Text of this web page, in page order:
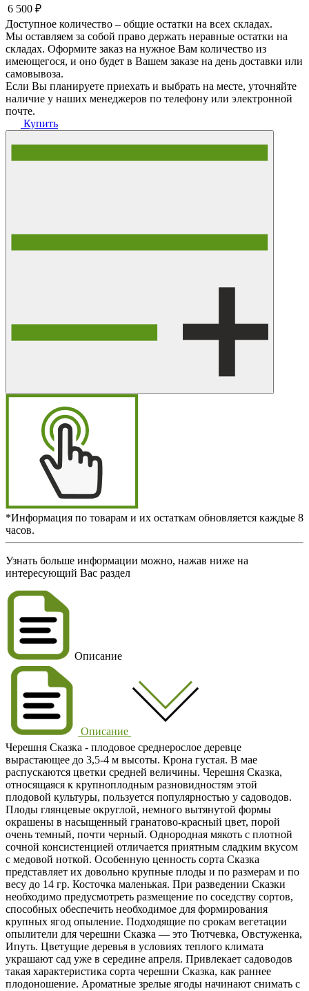
6 500 ₽
Доступное количество – общие остатки на всех складах.
Мы оставляем за собой право держать неравные остатки на
складах. Оформите заказ на нужное Вам количество из
имеющегося, и оно будет в Вашем заказе на день доставки или
самовывоза.
Если Вы планируете приехать и выбрать на месте, уточняйте
наличие у наших менеджеров по телефону или электронной
почте.
Купить
*Информация по товарам и их остаткам обновляется каждые 8
часов.
Узнать больше информации можно, нажав ниже на
интересующий Вас раздел
Описание
Описание
Черешня Сказка - плодовое среднерослое деревце
вырастающее до 3,5-4 м высоты. Крона густая. В мае
распускаются цветки средней величины. Черешня Сказка,
относящаяся к крупноплодным разновидностям этой
плодовой культуры, пользуется популярностью у садоводов.
Плоды глянцевые округлой, немного вытянутой формы
окрашены в насыщенный гранатово-красный цвет, порой
очень темный, почти черный. Однородная мякоть с плотной
сочной консистенцией отличается приятным сладким вкусом
с медовой ноткой. Особенную ценность сорта Сказка
представляет их довольно крупные плоды и по размерам и по
весу до 14 гр. Косточка маленькая. При разведении Сказки
необходимо предусмотреть размещение по соседству сортов,
способных обеспечить необходимое для формирования
крупных ягод опыление. Подходящие по срокам вегетации
опылители для черешни Сказка — это Тютчевка, Овстуженка,
Ипуть. Цветущие деревья в условиях теплого климата
украшают сад уже в середине апреля. Привлекает садоводов
такая характеристика сорта черешни Сказка, как раннее
плодоношение. Ароматные зрелые ягоды начинают снимать с